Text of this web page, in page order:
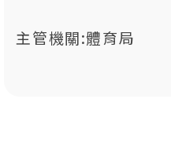
主管機關:體育局